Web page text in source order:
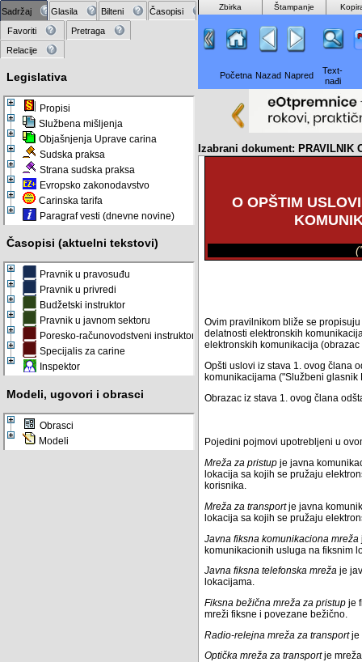
Sadržaj Glasila Bilteni
Časopisi
Favoriti
Pretraga
Relacije
Legislativa
Propisi
Službena mišljenja
Objašnjenja Uprave carina
Sudska praksa
Strana sudska praksa
Evropsko zakonodavstvo
Carinska tarifa
Paragraf vesti (dnevne novine)
Časopisi (aktuelni tekstovi)
Pravnik u pravosuđu
Pravnik u privredi
Budžetski instruktor
Pravnik u javnom sektoru
Poresko-računovodstveni instruktor
Specijalis za carine
Inspektor
Modeli, ugovori i obrasci
Obrasci
Modeli
Zbirka Štampanje
Početna Nazad Napred
Text-
nađi
Izabrani dokument: PRAVILNIK
O OPŠTIM
Ovim pravilnikom bliže se
delatnosti elektronskih
elektronskih komunikacija (obrazac
Opšti uslovi iz stava 1. ovog člana
komunikacijama ("Službeni glasnik
Obrazac iz stava 1. ovog člana
Pojedini pojmovi upotrebljeni u
Mreža za pristup je javna
lokacija sa kojih se pružaju
korisnika.
Mreža za transportje javna
lokacija sa kojih se pružaju
Javna fiksna komunikaciona mreža
komunikacionih usluga na fiksnim
Javna fiksna telefonska mreža je
lokacijama.
Fiksna bežična mreža za pristup je
mreži fiksne i povezane bežično.
Radio-relejna mreža za transportje
Optička mreža za transportje